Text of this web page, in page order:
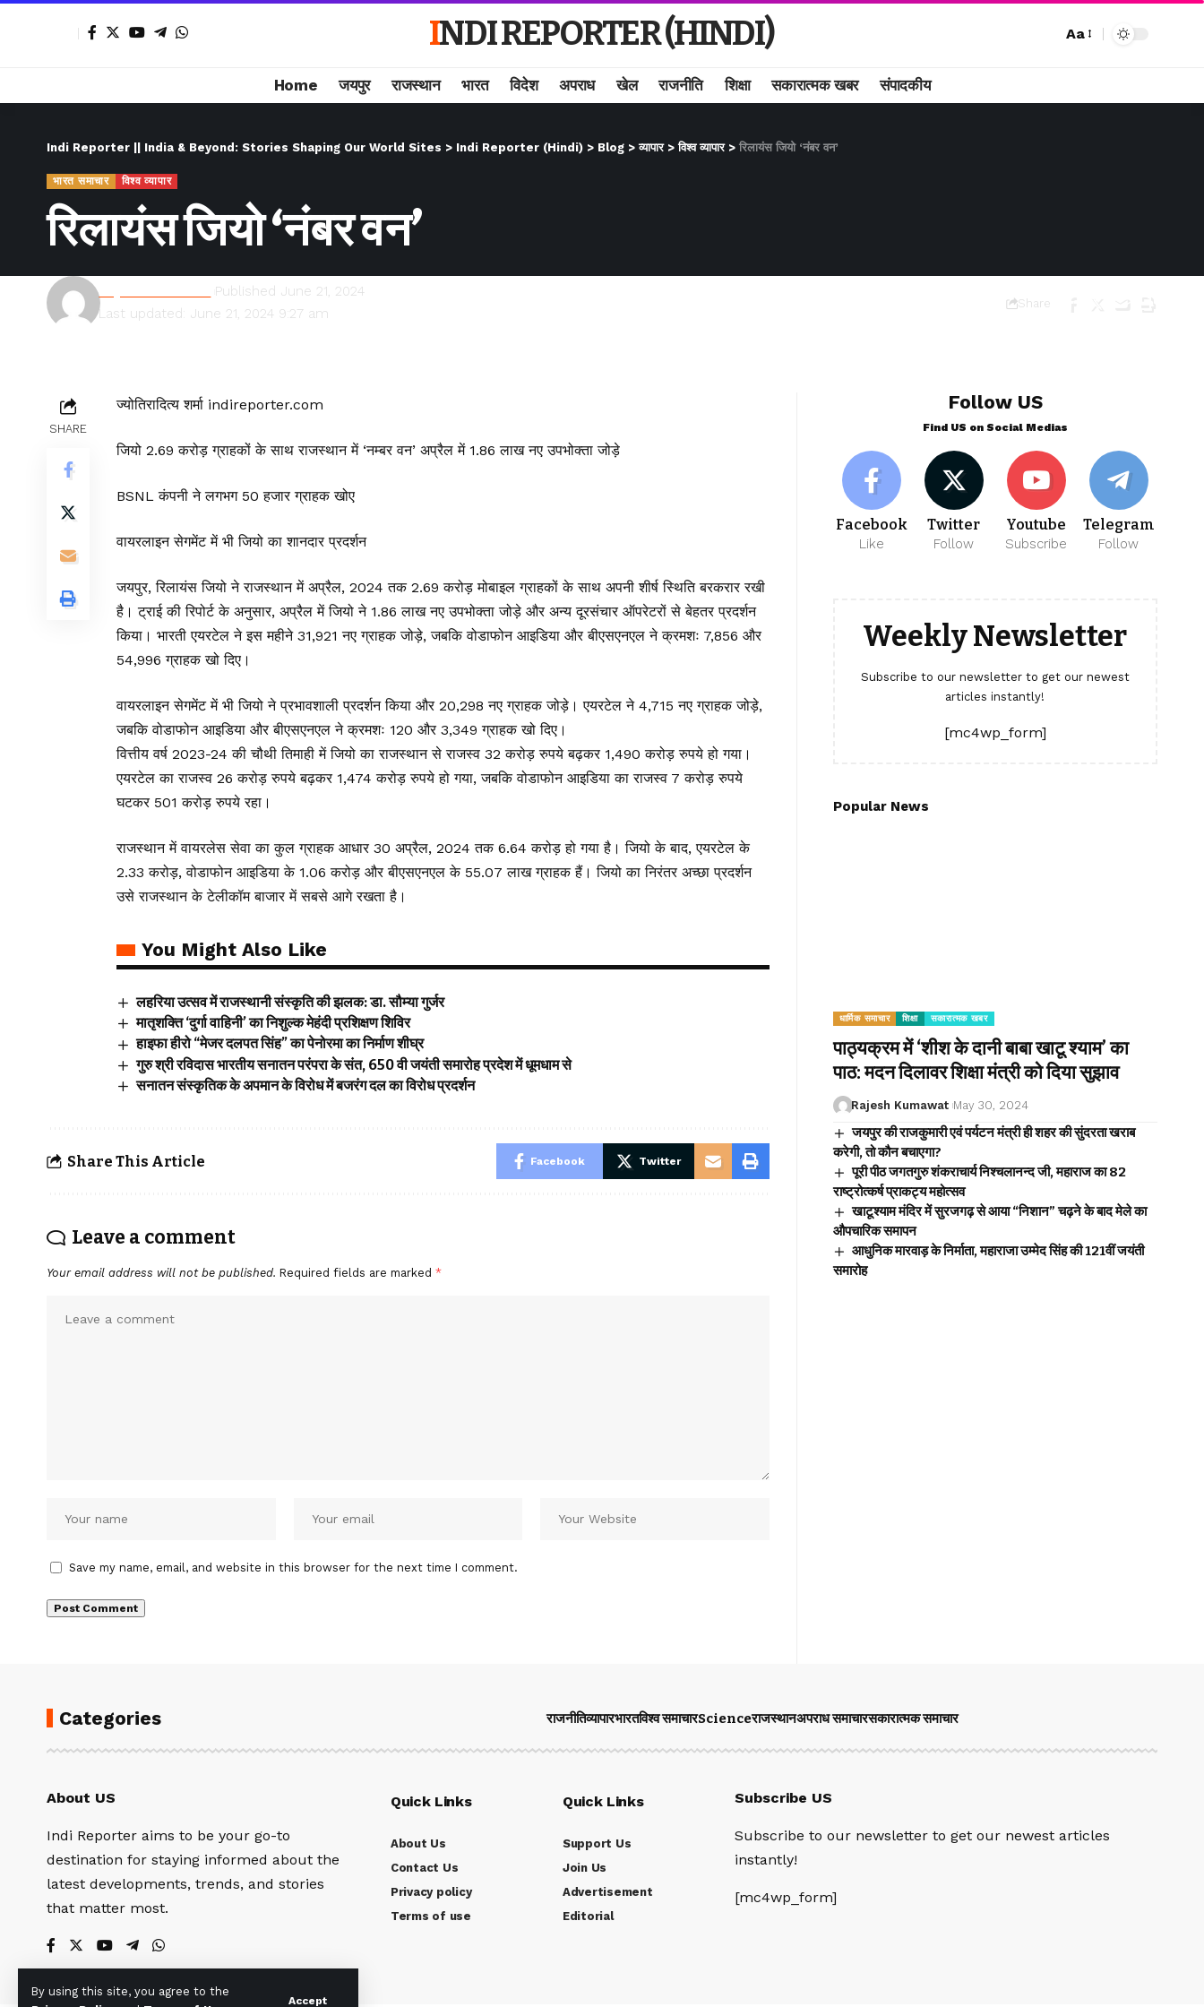
By using this site, you agree to the
Accept
INDI REPORTER (HINDI) Aa
Home जयपुर राजस्थान भारत विदेश अपराध खेल राजनीति शिक्षा सकारात्मक खबर संपादकीय
Indi Reporter || India & Beyond: Stories Shaping Our World Sites > Indi Reporter (Hindi) > Blog >व्यापार>विश्व व्यापार> रिलायंस जियो ‘नंबर वन’
भारत समाचार विश्व व्यापार
रिलायंस जियो ‘नंबर वन’
Last updated: June 21, 2024 9:27 am
Rajesh Kumawat Published June 21, 2024
Share
SHARE
ज्योतिरादित्य शर्मा indireporter.com
जियो 2.69 करोड़ ग्राहकों के साथ राजस्थान में ‘नम्बर वन’ अप्रैल में 1.86 लाख नए उपभोक्ता जोड़े
BSNL कंपनी ने लगभग 50 हजार ग्राहक खोए
वायरलाइन सेगमेंट में भी जियो का शानदार प्रदर्शन
जयपुर, रिलायंस जियो ने राजस्थान में अप्रैल, 2024 तक 2.69 करोड़ मोबाइल ग्राहकों के साथ अपनी शीर्ष स्थिति बरकरार रखी
है। ट्राई की रिपोर्ट के अनुसार, अप्रैल में जियो ने 1.86 लाख नए उपभोक्ता जोड़े और अन्य दूरसंचार ऑपरेटरों से बेहतर प्रदर्शन
किया। भारती एयरटेल ने इस महीने 31,921 नए ग्राहक जोड़े, जबकि वोडाफोन आइडिया और बीएसएनएल ने क्रमशः 7,856 और
54,996 ग्राहक खो दिए।
वायरलाइन सेगमेंट में भी जियो ने प्रभावशाली प्रदर्शन किया और 20,298 नए ग्राहक जोड़े। एयरटेल ने 4,715 नए ग्राहक जोड़े,
जबकि वोडाफोन आइडिया और बीएसएनएल ने क्रमशः 120 और 3,349 ग्राहक खो दिए।
वित्तीय वर्ष 2023-24 की चौथी तिमाही में जियो का राजस्थान से राजस्व 32 करोड़ रुपये बढ़कर 1,490 करोड़ रुपये हो गया।
एयरटेल का राजस्व 26 करोड़ रुपये बढ़कर 1,474 करोड़ रुपये हो गया, जबकि वोडाफोन आइडिया का राजस्व 7 करोड़ रुपये
घटकर 501 करोड़ रुपये रहा।
राजस्थान में वायरलेस सेवा का कुल ग्राहक आधार 30 अप्रैल, 2024 तक 6.64 करोड़ हो गया है। जियो के बाद, एयरटेल के
2.33 करोड़, वोडाफोन आइडिया के 1.06 करोड़ और बीएसएनएल के 55.07 लाख ग्राहक हैं। जियो का निरंतर अच्छा प्रदर्शन
उसे राजस्थान के टेलीकॉम बाजार में सबसे आगे रखता है।
You Might Also Like
लहरिया उत्सव में राजस्थानी संस्कृति की झलक: डा. सौम्या गुर्जर
मातृशक्ति ‘दुर्गा वाहिनी’ का निशुल्क मेहंदी प्रशिक्षण शिविर
हाइफा हीरो “मेजर दलपत सिंह” का पेनोरमा का निर्माण शीघ्र
गुरु श्री रविदास भारतीय सनातन परंपरा के संत, 650 वी जयंती समारोह प्रदेश में धूमधाम से
सनातन संस्कृतिक के अपमान के विरोध में बजरंग दल का विरोध प्रदर्शन
Share This Article Facebook Twitter
Leave a comment
Your email address will not be published. Required fields are marked *
Save my name, email, and website in this browser for the next time I comment.
Follow US
Find US on Social Medias
Facebook
Like
Twitter
Follow
Youtube
Subscribe
Telegram
Follow
Weekly Newsletter
Subscribe to our newsletter to get our newest
articles instantly!
[mc4wp_form]
Popular News
धार्मिक समाचार शिक्षा सकारात्मक खबर
पाठ्यक्रम में ‘शीश के दानी बाबा खाटू श्याम’ का
पाठ: मदन दिलावर शिक्षा मंत्री को दिया सुझाव
Rajesh Kumawat May 30, 2024
जयपुर की राजकुमारी एवं पर्यटन मंत्री ही शहर की सुंदरता खराब
करेगी, तो कौन बचाएगा?
पूरी पीठ जगतगुरु शंकराचार्य निश्चलानन्द जी, महाराज का 82
राष्ट्रोत्कर्ष प्राकट्य महोत्सव
खाटूश्याम मंदिर में सुरजगढ़ से आया “निशान” चढ़ने के बाद मेले का
औपचारिक समापन
आधुनिक मारवाड़ के निर्माता, महाराजा उम्मेद सिंह की 121वीं जयंती
समारोह
Categories राजनीतिव्यापारभारतविश्व समाचारScienceराजस्थानअपराध समाचारसकारात्मक समाचार
About US
Indi Reporter aims to be your go-to
destination for staying informed about the
latest developments, trends, and stories
that matter most.
Quick Links
About Us
Contact Us
Privacy policy
Terms of use
Quick Links
Support Us
Join Us
Advertisement
Editorial
Subscribe US
Subscribe to our newsletter to get our newest articles
instantly!
[mc4wp_form]